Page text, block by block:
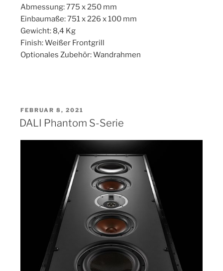
Abmessung: 775 x 250 mm
Einbaumaße: 751 x 226 x 100 mm
Gewicht: 8,4 Kg
Finish: Weißer Frontgrill
Optionales Zubehör: Wandrahmen
VERÖFFENTLICHT
AM
FEBRUAR 8, 2021
DALI Phantom S-Serie